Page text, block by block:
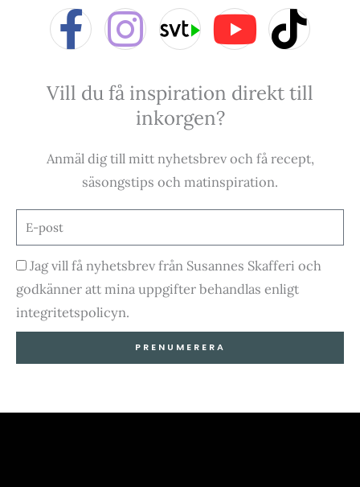
F
a
c
e
b
o
k
-
I
n
s
t
a
r
a
m
Y
o
u
t
u
e
T
i
k
t
Vill du få inspiration direkt till
inkorgen?
Anmäl dig till mitt nyhetsbrev och få recept,
säsongstips och matinspiration.
E-
post
Godkännande
Jag vill få nyhetsbrev från Susannes Skafferi och
godkänner att mina uppgifter behandlas enligt
integritetspolicyn.
PRENUMERERA